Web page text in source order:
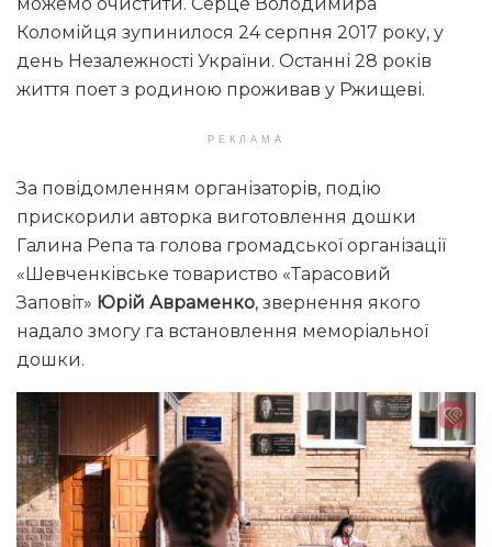
Коломійця зупинилося 24 серпня 2017 року, у
день Незалежності України. Останні 28 років
життя поет з родиною проживав у Ржищеві.
РЕКЛАМА
За повідомленням організаторів, подію
прискорили авторка виготовлення дошки
Галина Репа та голова громадської організації
«Шевченківське товариство «Тарасовий
Заповіт» Юрій Авраменко, звернення якого
надало змогу га встановлення меморіальної
дошки.